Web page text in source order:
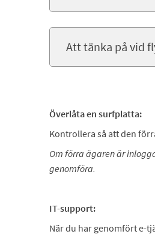
Att tänka på vid
Överlåta en surfplatta:
Kontrollera så att den
Om förra ägaren är
genomföra.
IT-support:
När du har genomfört e-